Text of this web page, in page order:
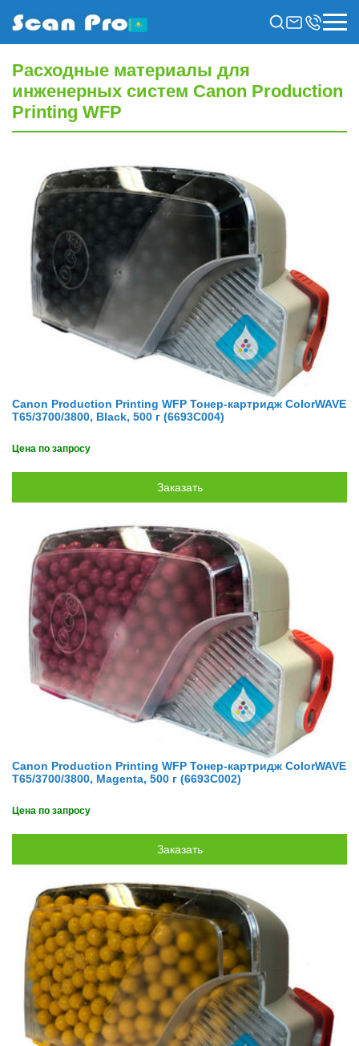
Расходные материалы для
инженерных систем Canon Production
Printing WFP
Canon Production Printing WFP Тонер-картридж ColorWAVE
T65/3700/3800, Black, 500 г (6693C004)
Цена по запросу
Canon Production Printing WFP Тонер-картридж ColorWAVE
T65/3700/3800, Magenta, 500 г (6693C002)
Цена по запросу